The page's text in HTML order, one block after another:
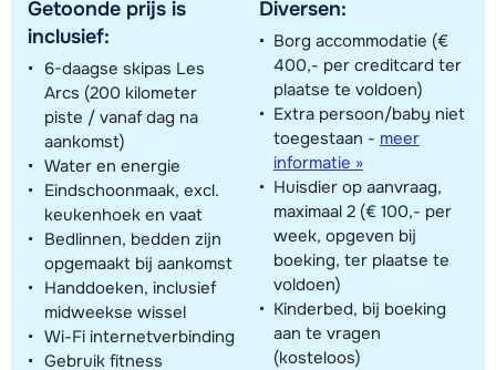
Getoonde prijs is
inclusief:
6-daagse skipas Les
Arcs (200 kilometer
piste / vanaf dag na
aankomst)
Water en energie
Eindschoonmaak, excl.
keukenhoek en vaat
Bedlinnen, bedden zijn
opgemaakt bij aankomst
Handdoeken, inclusief
midweekse wissel
Wi-Fi internetverbinding
Gebruik fitness
Diversen:
Borg accommodatie (€
400,- per creditcard ter
plaatse te voldoen)
Extra persoon/baby niet
toegestaan - meer
informatie »
Huisdier op aanvraag,
maximaal 2 (€ 100,- per
week, opgeven bij
boeking, ter plaatse te
voldoen)
Kinderbed, bij boeking
aan te vragen
(kosteloos)